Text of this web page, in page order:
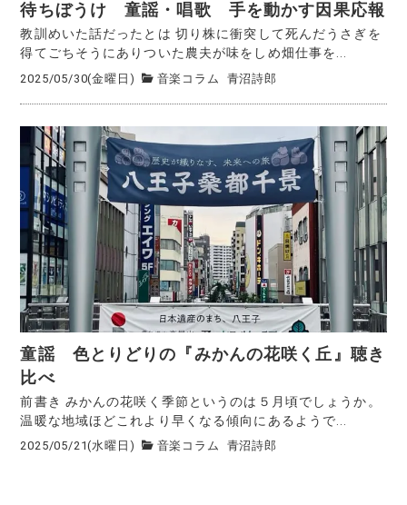
待ちぼうけ 童謡・唱歌 手を動かす因果応報
教訓めいた話だったとは 切り株に衝突して死んだうさぎを
得てごちそうにありついた農夫が味をしめ畑仕事を...
2025/05/30(金曜日) 音楽コラム 青沼詩郎
童謡 色とりどりの『みかんの花咲く丘』聴き
比べ
前書き みかんの花咲く季節というのは５月頃でしょうか。
温暖な地域ほどこれより早くなる傾向にあるようで...
2025/05/21(水曜日) 音楽コラム 青沼詩郎